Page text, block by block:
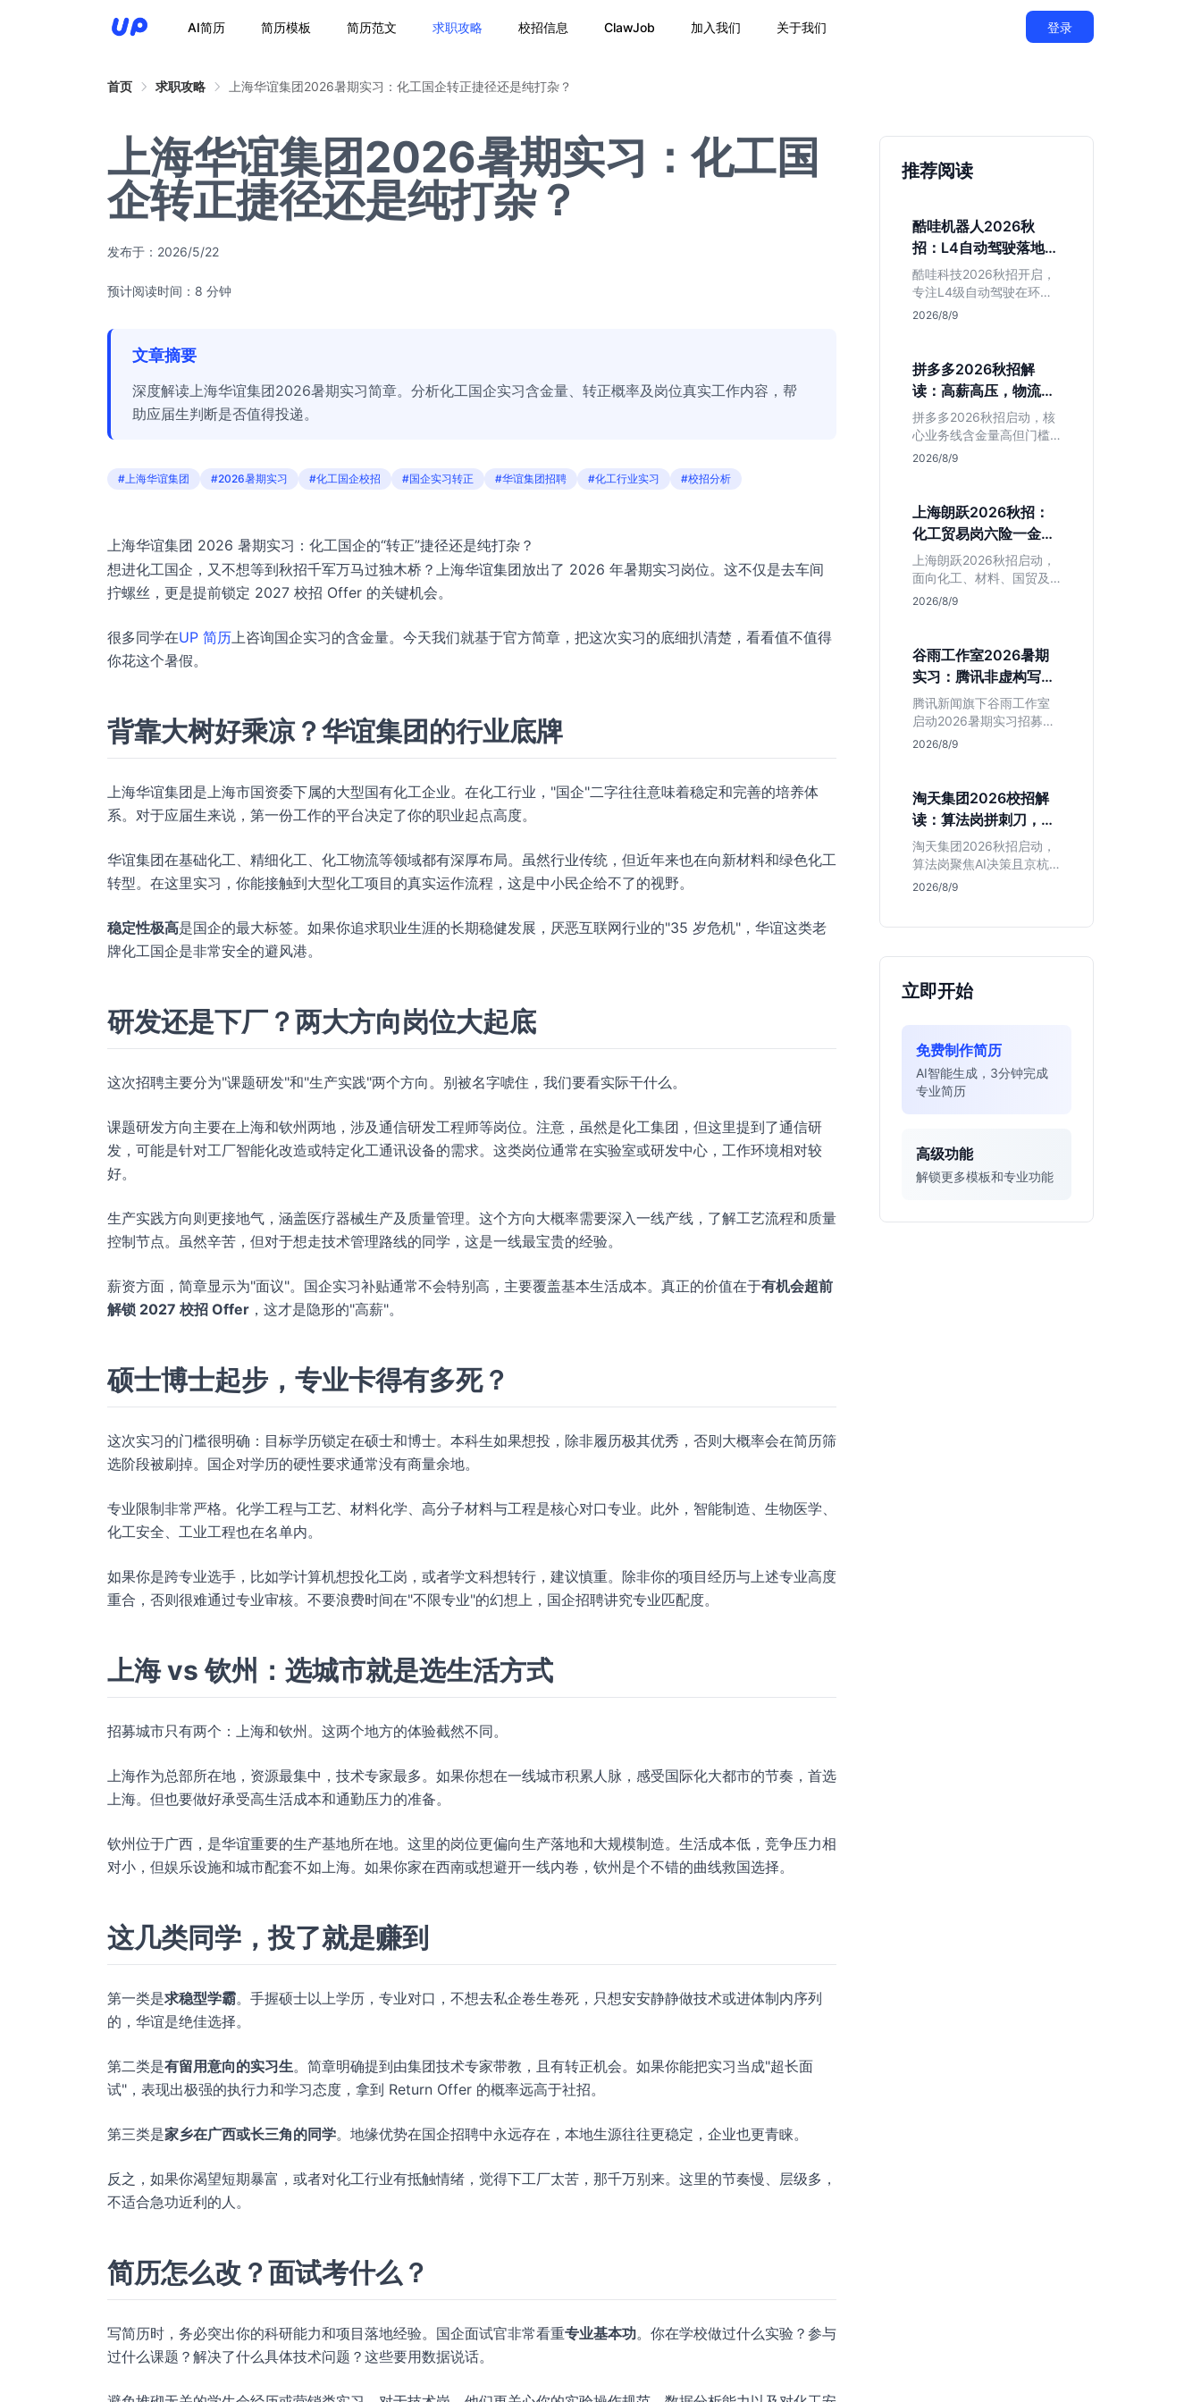
AI简历 简历模板 简历范文 求职攻略 校招信息 ClawJob 加入我们 关于我们 登录
首页 求职攻略 上海华谊集团2026暑期实习：化工国企转正捷径还是纯打杂？
上海华谊集团2026暑期实习：化工国
企转正捷径还是纯打杂？
发布于： 2026/5/22
预计阅读时间：8 分钟
文章摘要
深度解读上海华谊集团2026暑期实习简章。分析化工国企实习含金量、转正概率及岗位真实工作内容，帮
助应届生判断是否值得投递。
#上海华谊集团 #2026暑期实习 #化工国企校招 #国企实习转正 #华谊集团招聘 #化工行业实习 #校招分析
上海华谊集团 2026 暑期实习：化工国企的“转正”捷径还是纯打杂？
想进化工国企，又不想等到秋招千军万马过独木桥？上海华谊集团放出了 2026 年暑期实习岗位。这不仅是去车间
拧螺丝，更是提前锁定 2027 校招 Offer 的关键机会。
很多同学在UP 简历上咨询国企实习的含金量。今天我们就基于官方简章，把这次实习的底细扒清楚，看看值不值得
你花这个暑假。
背靠大树好乘凉？华谊集团的行业底牌
上海华谊集团是上海市国资委下属的大型国有化工企业。在化工行业，"国企"二字往往意味着稳定和完善的培养体
系。对于应届生来说，第一份工作的平台决定了你的职业起点高度。
华谊集团在基础化工、精细化工、化工物流等领域都有深厚布局。虽然行业传统，但近年来也在向新材料和绿色化工
转型。在这里实习，你能接触到大型化工项目的真实运作流程，这是中小民企给不了的视野。
稳定性极高是国企的最大标签。如果你追求职业生涯的长期稳健发展，厌恶互联网行业的"35 岁危机"，华谊这类老
牌化工国企是非常安全的避风港。
研发还是下厂？两大方向岗位大起底
这次招聘主要分为"课题研发"和"生产实践"两个方向。别被名字唬住，我们要看实际干什么。
课题研发方向主要在上海和钦州两地，涉及通信研发工程师等岗位。注意，虽然是化工集团，但这里提到了通信研
发，可能是针对工厂智能化改造或特定化工通讯设备的需求。这类岗位通常在实验室或研发中心，工作环境相对较
好。
生产实践方向则更接地气，涵盖医疗器械生产及质量管理。这个方向大概率需要深入一线产线，了解工艺流程和质量
控制节点。虽然辛苦，但对于想走技术管理路线的同学，这是一线最宝贵的经验。
薪资方面，简章显示为"面议"。国企实习补贴通常不会特别高，主要覆盖基本生活成本。真正的价值在于有机会超前
解锁 2027 校招 Offer ，这才是隐形的"高薪"。
硕士博士起步，专业卡得有多死？
这次实习的门槛很明确：目标学历锁定在硕士和博士。本科生如果想投，除非履历极其优秀，否则大概率会在简历筛
选阶段被刷掉。国企对学历的硬性要求通常没有商量余地。
专业限制非常严格。化学工程与工艺、材料化学、高分子材料与工程是核心对口专业。此外，智能制造、生物医学、
化工安全、工业工程也在名单内。
如果你是跨专业选手，比如学计算机想投化工岗，或者学文科想转行，建议慎重。除非你的项目经历与上述专业高度
重合，否则很难通过专业审核。不要浪费时间在"不限专业"的幻想上，国企招聘讲究专业匹配度。
上海 vs 钦州：选城市就是选生活方式
招募城市只有两个：上海和钦州。这两个地方的体验截然不同。
上海作为总部所在地，资源最集中，技术专家最多。如果你想在一线城市积累人脉，感受国际化大都市的节奏，首选
上海。但也要做好承受高生活成本和通勤压力的准备。
钦州位于广西，是华谊重要的生产基地所在地。这里的岗位更偏向生产落地和大规模制造。生活成本低，竞争压力相
对小，但娱乐设施和城市配套不如上海。如果你家在西南或想避开一线内卷，钦州是个不错的曲线救国选择。
这几类同学，投了就是赚到
第一类是求稳型学霸。手握硕士以上学历，专业对口，不想去私企卷生卷死，只想安安静静做技术或进体制内序列
的，华谊是绝佳选择。
第二类是有留用意向的实习生。简章明确提到由集团技术专家带教，且有转正机会。如果你能把实习当成"超长面
试"，表现出极强的执行力和学习态度，拿到 Return Offer 的概率远高于社招。
第三类是家乡在广西或长三角的同学。地缘优势在国企招聘中永远存在，本地生源往往更稳定，企业也更青睐。
反之，如果你渴望短期暴富，或者对化工行业有抵触情绪，觉得下工厂太苦，那千万别来。这里的节奏慢、层级多，
不适合急功近利的人。
简历怎么改？面试考什么？
写简历时，务必突出你的科研能力和项目落地经验。国企面试官非常看重专业基本功。你在学校做过什么实验？参与
过什么课题？解决了什么具体技术问题？这些要用数据说话。
推荐阅读
酷哇机器人2026秋
招：L4自动驾驶落地，
不限专业值得投吗？
酷哇科技2026秋招开启，
专注L4级自动驾驶在环卫
与物流场景的落地。相比
康。本文解读其业务模
式、岗位稳定性及不限专
业的投递策略，帮应届生
判断是否值得入手。
2026/8/9
拼多多2026秋招解
读：高薪高压，物流与
产品岗投递指南
拼多多2026秋招启动，核
心业务线含金量高但门槛
硬。本文解析其行业地
是否适合这种高强度职业
起步。
2026/8/9
上海朗跃2026秋招：
化工贸易岗六险一金
+落户，值不值得投？
上海朗跃2026秋招启动，
面向化工、材料、国贸及
金融专业。提供六险一金
本文解读岗位需求与福利
含金量，帮应届生快速判
断投递价值。
2026/8/9
谷雨工作室2026暑期
实习：腾讯非虚构写作
平台，仅限新闻社会学
专业
腾讯新闻旗下谷雨工作室
启动2026暑期实习招募。
本次招聘门槛明确，仅限
的头部团队，该岗位提供
独立发稿机会与高含金量
行业背书，但转正名额紧
缩，适合追求深度报道的
垂直领域人才。
2026/8/9
淘天集团2026校招解
读：算法岗拼刺刀，运
营岗限杭州，这两类人
慎投
淘天集团2026秋招启动，
算法岗聚焦AI决策且京杭
双城开放，运营岗仅限杭
值得投递。
2026/8/9
立即开始
免费制作简历
AI智能生成，3分钟完成
专业简历
高级功能
解锁更多模板和专业功能